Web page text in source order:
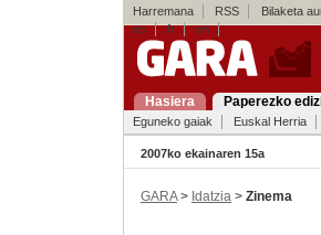
Harremana RSS
Bilaketa
es
fr en
Hasiera Paperezko
Eguneko gaiak Euskal Herria
2007ko ekainaren 15a
GARA> Idatzia > Zinema